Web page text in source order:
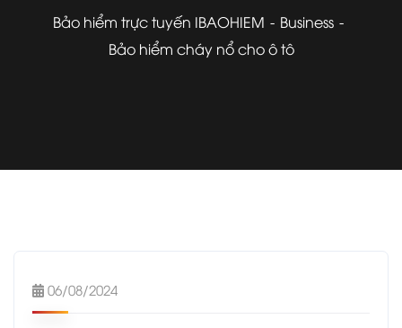
Bảo hiểm trực tuyến IBAOHIEM
Business
Bảo hiểm cháy nổ cho ô tô
06/08/2024